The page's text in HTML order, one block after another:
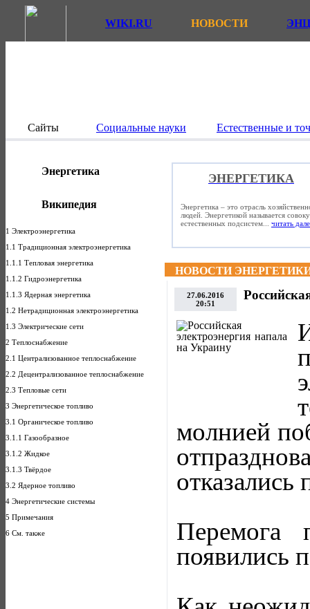
WIKI.RU НОВОСТИ
Сайты Социальные науки Естественные и
Энергетика
Википедия
1 Электроэнергетика
1.1 Традиционная электроэнергетика
1.1.1 Тепловая энергетика
1.1.2 Гидроэнергетика
1.1.3 Ядерная энергетика
1.2 Нетрадиционная электроэнергетика
1.3 Электрические сети
2 Теплоснабжение
2.1 Централизованное теплоснабжение
2.2 Децентрализованное теплоснабжение
2.3 Тепловые сети
3 Энергетическое топливо
3.1 Органическое топливо
3.1.1 Газообразное
3.1.2 Жидкое
3.1.3 Твёрдое
3.2 Ядерное топливо
4 Энергетические системы
5 Примечания
6 См. также
ЭНЕРГЕТИКА
Энергетика – это отрасль
людей. Энергетикой называется
естественных подсистем... читать
НОВОСТИ
27.06.2016
20:51
молнией
Перемога
появились